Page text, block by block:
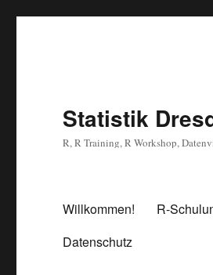
Statistik
R, R Training, R Workshop,
Willkommen! R-
Datenschutz